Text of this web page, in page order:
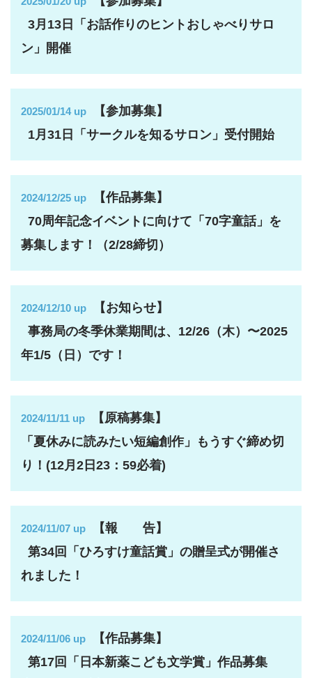
3月13日「 お話作りのヒントおしゃべりサロ
ン 」開催
2025/01/14 up 【参加募集】
1月31日「サークルを知るサロン」受付開始
2024/12/25 up 【作品募集】
70周年記念イベントに向けて「70字童話」を
募集します！（2/28締切）
2024/12/10 up 【お知らせ】
事務局の冬季休業期間は、12/26（木）〜2025
年1/5（日）です！
2024/11/11 up 【原稿募集】
「夏休みに読みたい短編創作」もうすぐ締め切
り！(12月2日23：59必着)
2024/11/07 up
【報 告】
第34回「ひろすけ童話賞」の贈呈式が開催さ
れました！
2024/11/06 up 【作品募集】
第17回「日本新薬こども文学賞」作品募集